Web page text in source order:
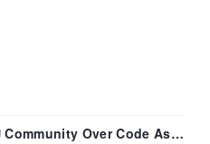
Community Over Code Asia